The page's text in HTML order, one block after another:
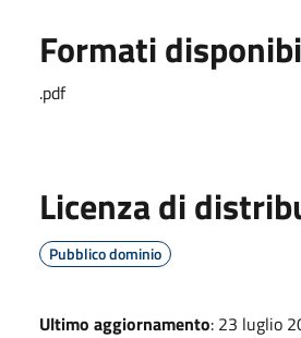
Formati
.pdf
Licenza di
Pubblico dominio
Ultimo aggiornamento: 23 luglio